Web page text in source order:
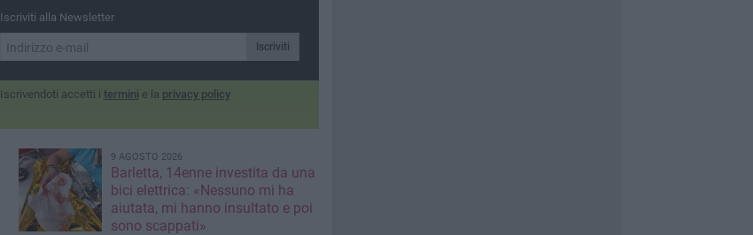
Iscriviti alla Newsletter
Iscriviti
Iscrivendoti accetti i termini e la privacy policy
9 AGOSTO 2026
Barletta, 14enne investita da una
bici elettrica: «Nessuno mi ha
aiutata, mi hanno insultato e poi
sono scappati»